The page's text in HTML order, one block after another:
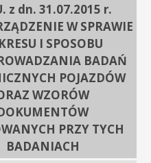
z dn. 31.07.2015 r.
W SPRAWIE
I SPOSOBU
BADAŃ
POJAZDÓW
WZORÓW
PRZY TYCH
BADANIACH